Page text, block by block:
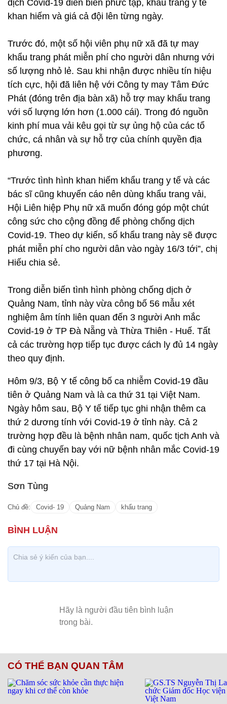
dịch Covid-19 diễn biến phức tạp, khẩu trang y tế
khan hiếm và giá cả đội lên từng ngày.
Trước đó, một số hội viên phụ nữ xã đã tự may
khẩu trang phát miễn phí cho người dân nhưng với
số lượng nhỏ lẻ. Sau khi nhận được nhiều tín hiệu
tích cực, hội đã liên hệ với Công ty may Tâm Đức
Phát (đóng trên địa bàn xã) hỗ trợ may khẩu trang
với số lượng lớn hơn (1.000 cái). Trong đó nguồn
kinh phí mua vải kêu gọi từ sự ủng hộ của các tổ
chức, cá nhân và sự hỗ trợ của chính quyền địa
phương.
“Trước tình hình khan hiếm khẩu trang y tế và các
bác sĩ cũng khuyến cáo nên dùng khẩu trang vải,
Hội Liên hiệp Phụ nữ xã muốn đóng góp một chút
công sức cho cộng đồng để phòng chống dịch
Covid-19. Theo dự kiến, số khẩu trang này sẽ được
phát miễn phí cho người dân vào ngày 16/3 tới”, chị
Hiếu chia sẻ.
Trong diễn biến tình hình phòng chống dịch ở
Quảng Nam, tỉnh này vừa công bố 56 mẫu xét
nghiệm âm tính liên quan đến 3 người Anh mắc
Covid-19 ở TP Đà Nẵng và Thừa Thiên - Huế. Tất
cả các trường hợp tiếp tục được cách ly đủ 14 ngày
theo quy định.
Hôm 9/3, Bộ Y tế công bố ca nhiễm Covid-19 đầu
tiên ở Quảng Nam và là ca thứ 31 tại Việt Nam.
Ngày hôm sau, Bộ Y tế tiếp tục ghi nhận thêm ca
thứ 2 dương tính với Covid-19 ở tỉnh này. Cả 2
trường hợp đều là bệnh nhân nam, quốc tịch Anh và
đi cùng chuyến bay với nữ bệnh nhân mắc Covid-19
thứ 17 tại Hà Nội.
Sơn Tùng
Chủ đề: Covid- 19 Quảng Nam khẩu trang
CÓ THỂ BẠN QUAN TÂM